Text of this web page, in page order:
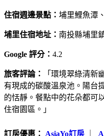
住宿週邊景點： 埔里鯉魚潭
埔里住宿地址： 南投縣埔里
Google 評分： 4.2
旅客評論：
「環境翠綠清新
有現成的碳酸溫泉池。陽台
的恬靜。餐點中的花朵都可
住宿園區。」
訂房優惠： AsiaYo訂房